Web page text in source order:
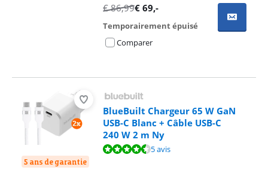
€86,99€ 69,-
Temporairement épuisé
Comparer
5 ans de garantie
BlueBuilt Chargeur 65 W GaN
USB-C Blanc + Câble USB-C
240 W 2 m Ny
La note est de 9,0 sur 10, basée sur 5 avis.5 avis